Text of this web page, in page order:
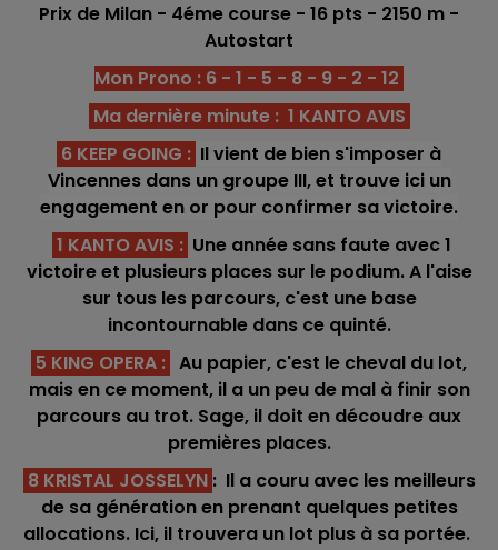
Prix de Milan - 4éme course - 16 pts - 2150 m -
Autostart
Mon Prono : 6 - 1 - 5 - 8 - 9 - 2 - 12
Ma dernière minute : 1 KANTO AVIS
6 KEEP GOING : Il vient de bien s'imposer à
Vincennes dans un groupe III, et trouve ici un
engagement en or pour confirmer sa victoire.
1 KANTO AVIS : Une année sans faute avec 1
victoire et plusieurs places sur le podium. A l'aise
sur tous les parcours, c'est une base
incontournable dans ce quinté.
5 KING OPERA : Au papier, c'est le cheval du lot,
mais en ce moment, il a un peu de mal à finir son
parcours au trot. Sage, il doit en découdre aux
premières places.
8 KRISTAL JOSSELYN : Il a couru avec les meilleurs
de sa génération en prenant quelques petites
allocations. Ici, il trouvera un lot plus à sa portée.